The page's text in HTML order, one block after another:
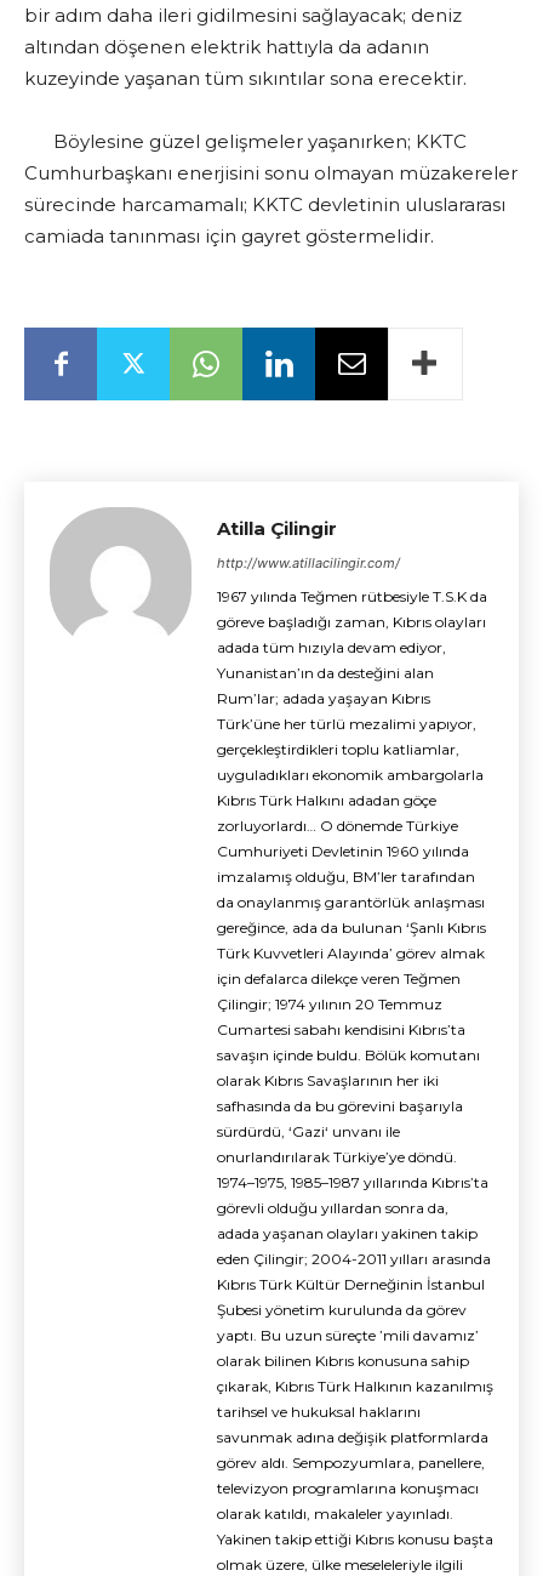
bir adım daha ileri gidilmesini sağlayacak; deniz
altından döşenen elektrik hattıyla da adanın
kuzeyinde yaşanan tüm sıkıntılar sona erecektir.
Böylesine güzel gelişmeler yaşanırken; KKTC
Cumhurbaşkanı enerjisini sonu olmayan müzakereler
sürecinde harcamamalı; KKTC devletinin uluslararası
camiada tanınması için gayret göstermelidir.
Atilla Çilingir
http://www.atillacilingir.com/
1967 yılında Teğmen rütbesiyle T.S.K da
göreve başladığı zaman, Kıbrıs olayları
adada tüm hızıyla devam ediyor,
Yunanistan’ın da desteğini alan
Rum’lar; adada yaşayan Kıbrıs
Türk’üne her türlü mezalimi yapıyor,
gerçekleştirdikleri toplu katliamlar,
uyguladıkları ekonomik ambargolarla
Kıbrıs Türk Halkını adadan göçe
zorluyorlardı… O dönemde Türkiye
Cumhuriyeti Devletinin 1960 yılında
imzalamış olduğu, BM’ler tarafından
da onaylanmış garantörlük anlaşması
gereğince, ada da bulunan ‘Şanlı Kıbrıs
Türk Kuvvetleri Alayında’ görev almak
için defalarca dilekçe veren Teğmen
Çilingir; 1974 yılının 20 Temmuz
Cumartesi sabahı kendisini Kıbrıs’ta
savaşın içinde buldu. Bölük komutanı
olarak Kıbrıs Savaşlarının her iki
safhasında da bu görevini başarıyla
sürdürdü, ‘Gazi‘ unvanı ile
onurlandırılarak Türkiye’ye döndü.
1974–1975, 1985–1987 yıllarında Kıbrıs’ta
görevli olduğu yıllardan sonra da,
adada yaşanan olayları yakinen takip
eden Çilingir; 2004-2011 yılları arasında
Kıbrıs Türk Kültür Derneğinin İstanbul
Şubesi yönetim kurulunda da görev
yaptı. Bu uzun süreçte ’mili davamız’
olarak bilinen Kıbrıs konusuna sahip
çıkarak, Kıbrıs Türk Halkının kazanılmış
tarihsel ve hukuksal haklarını
savunmak adına değişik platformlarda
görev aldı. Sempozyumlara, panellere,
televizyon programlarına konuşmacı
olarak katıldı, makaleler yayınladı.
Yakinen takip ettiği Kıbrıs konusu başta
olmak üzere, ülke meseleleriyle ilgili